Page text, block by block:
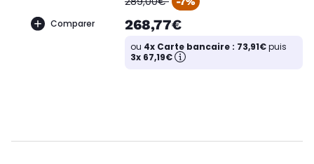
Comparer 268,77€
ou 4x Carte bancaire : 73,91€puis
3x 67,19€